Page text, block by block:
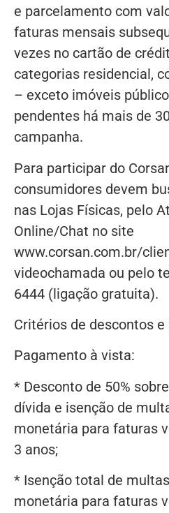
e parcelamento com
faturas mensais
vezes no cartão de
categorias residencial,
– exceto imóveis
pendentes há mais de
campanha.
Para participar do
consumidores devem
nas Lojas Físicas, pelo
Online/Chat no site
www.corsan.com.br/
videochamada ou pelo
6444 (ligação gratuita).
Critérios de descontos
Pagamento à vista:
* Desconto de 50%
dívida e isenção de
monetária para faturas
3 anos;
* Isenção total de
monetária para faturas